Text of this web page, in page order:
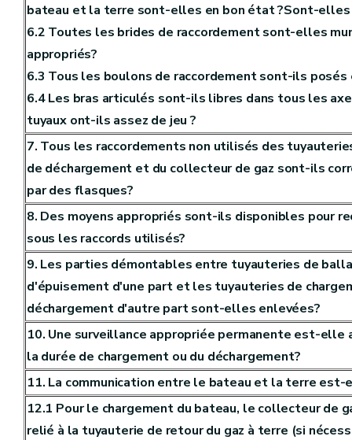
bateau et la terre sont-elles en bon état ?Sont-elles
6.2 Toutes les brides de raccordement sont-elles
appropriés?
6.3 Tous les boulons de raccordement sont-ils posés
6.4 Les bras articulés sont-ils libres dans tous les
tuyaux ont-ils assez de jeu ?
7. Tous les raccordements non utilisés des
de déchargement et du collecteur de gaz sont-ils
par des flasques?
8. Des moyens appropriés sont-ils disponibles pour
sous les raccords utilisés?
9. Les parties démontables entre tuyauteries de
d'épuisement d'une part et les tuyauteries de
déchargement d'autre part sont-elles enlevées?
10. Une surveillance appropriée permanente est-elle
la durée de chargement ou du déchargement?
11. La communication entre le bateau et la terre est-
12.1 Pour le chargement du bateau, le collecteur de
relié à la tuyauterie de retour du gaz à terre (si